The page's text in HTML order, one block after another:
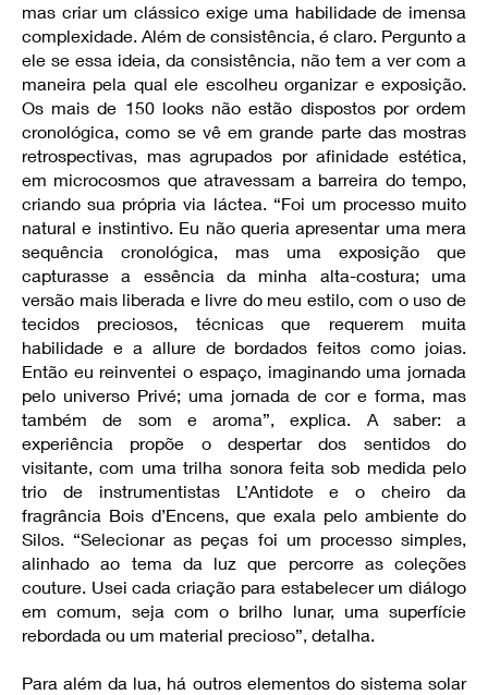
mas criar um clássico exige uma habilidade de imensa
complexidade. Além de consistência, é claro. Pergunto a
ele se essa ideia, da consistência, não tem a ver com a
maneira pela qual ele escolheu organizar e exposição.
Os mais de 150 looks não estão dispostos por ordem
cronológica, como se vê em grande parte das mostras
retrospectivas, mas agrupados por afinidade estética,
em microcosmos que atravessam a barreira do tempo,
criando sua própria via láctea. “Foi um processo muito
natural e instintivo. Eu não queria apresentar uma mera
sequência cronológica, mas uma exposição que
capturasse a essência da minha alta-costura; uma
versão mais liberada e livre do meu estilo, com o uso de
tecidos preciosos, técnicas que requerem muita
habilidade e a allure de bordados feitos como joias.
Então eu reinventei o espaço, imaginando uma jornada
pelo universo Privé; uma jornada de cor e forma, mas
também de som e aroma”, explica. A saber: a
experiência propõe o despertar dos sentidos do
visitante, com uma trilha sonora feita sob medida pelo
trio de instrumentistas L’Antidote e o cheiro da
fragrância Bois d’Encens, que exala pelo ambiente do
Silos. “Selecionar as peças foi um processo simples,
alinhado ao tema da luz que percorre as coleções
couture. Usei cada criação para estabelecer um diálogo
em comum, seja com o brilho lunar, uma superfície
rebordada ou um material precioso”, detalha.
Para além da lua, há outros elementos do sistema solar